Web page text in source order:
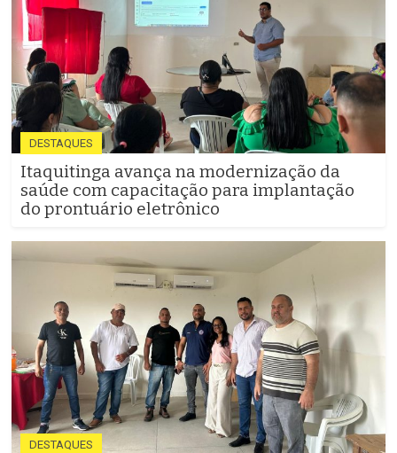
DESTAQUES
Itaquitinga avança na modernização da
saúde com capacitação para implantação
do prontuário eletrônico
DESTAQUES